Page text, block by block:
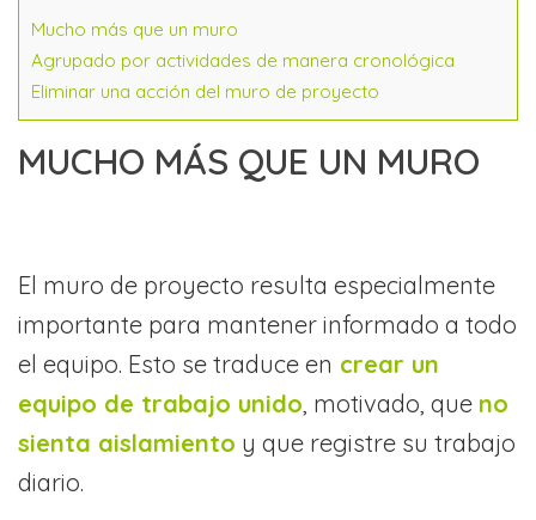
Mucho más que un muro
Agrupado por actividades de manera cronológica
Eliminar una acción del muro de proyecto
MUCHO MÁS QUE UN MURO
El muro de proyecto resulta especialmente
importante para mantener informado a todo
el equipo. Esto se traduce en crear un
equipo de trabajo unido, motivado, que no
sienta aislamiento y que registre su trabajo
diario.